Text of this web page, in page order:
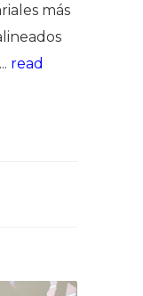
más
read